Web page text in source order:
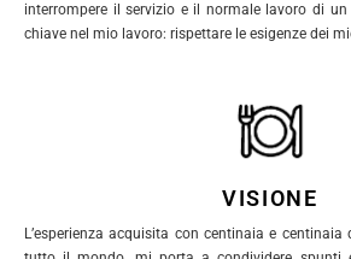
interrompere il servizio e il normale lavoro di
chiave nel mio lavoro: rispettare le esigenze dei
VISIONE
L’esperienza acquisita con centinaia e